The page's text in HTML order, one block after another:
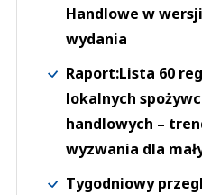
Handlowe w
wydania
Raport:Lista 60
lokalnych
handlowych –
wyzwania dla
Tygodniowy